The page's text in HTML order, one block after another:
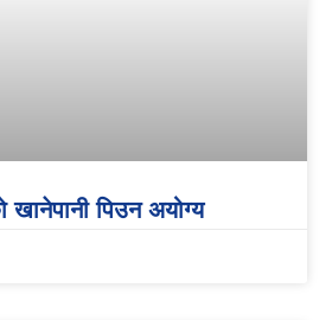
खानेपानी पिउन अयोग्य